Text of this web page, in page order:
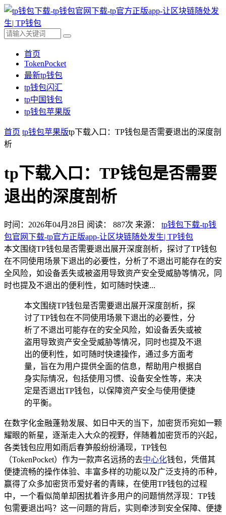
首页
TokenPocket
最新tp钱包
tp钱包闪汇
tp中国钱包
tp钱包苹果版
首页 tp钱包苹果版tp下载入口：TP钱包是否需要退出的深度剖
析
tp下载入口：TP钱包是否需要
退出的深度剖析
时间：2026年04月28日 阅读： 887次 来源： tp钱包下载-tp钱
包官网下载-tp官方正版app-让区块链随处发生| TP钱包
本文围绕TP钱包是否需要退出展开深度剖析，探讨了TP钱包
在不同使用场景下退出的必要性，分析了不退出可能存在的安
全风险，如设备丢失或被盗用导致资产安全受威胁等情况，同
时也提及不退出的便利性，如可随时快速...
本文围绕TP钱包是否需要退出展开深度剖析，探
讨了TP钱包在不同使用场景下退出的必要性，分
析了不退出可能存在的安全风险，如设备丢失或被
盗用导致资产安全受威胁等情况，同时也提及不退
出的便利性，如可随时快速操作，通过多方面考
量，旨在为用户提供全面的信息，帮助用户根据自
身实际情况，包括使用习惯、设备安全性等，来决
定是否退出TP钱包，以保障资产安全与使用便捷
的平衡。
在数字化金融蓬勃发展、如日中天的当下，加密货币宛如一颗
耀眼的新星，逐渐走入大众的视野，伴随着加密货币的兴起，
各类钱包应用如雨后春笋般纷纷涌现，TP钱包
（TokenPocket）作为一款声名远扬的去中心化钱包，凭借其
便捷流畅的操作体验、丰富多样的功能以及广泛支持的币种，
赢得了众多加密货币爱好者的青睐，在使用TP钱包的过程
中，一个看似简单却困扰着许多用户的问题悄然浮现：TP钱
包需要退出吗？这一问题的背后，实则牵涉到安全保障、便捷